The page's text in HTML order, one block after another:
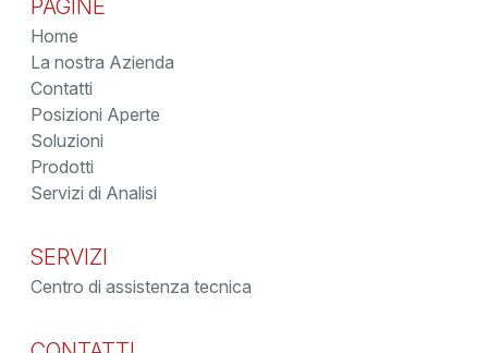
PAGINE
Home
La nostra Azienda
Contatti
Posizioni Aperte
Soluzioni
Prodotti
Servizi di Analisi
SERVIZI
Centro di assistenza tecnica